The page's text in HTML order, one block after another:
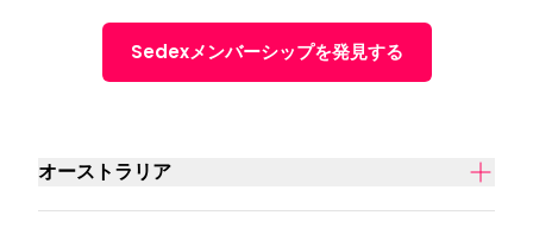
Sedexメンバーシップを発見する
オーストラリア